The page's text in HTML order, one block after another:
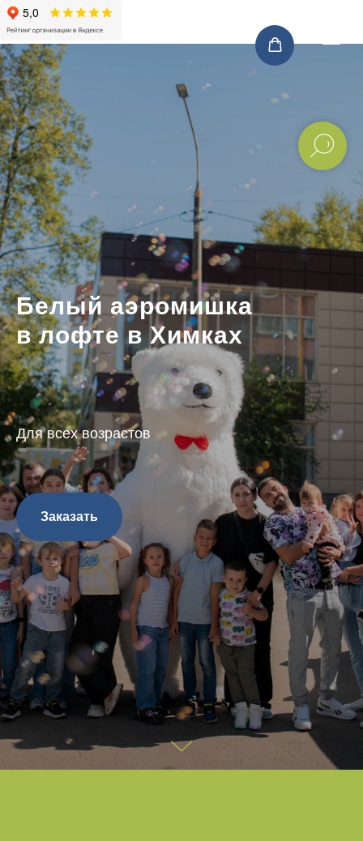
Белый аэромишка
в лофте в Химках
Для всех возрастов
Заказать